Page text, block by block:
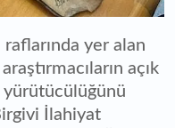
yer alan
açık
yürütücülüğünü
İlahiyat